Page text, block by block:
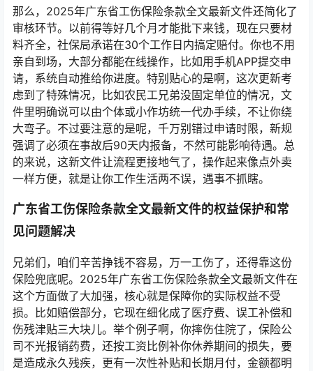
那么，2025年广东省工伤保险条款全文最新文件还简化了
审核环节。以前得等好几个月才能批下来钱，现在只要材
料齐全，社保局承诺在30个工作日内搞定赔付。你也不用
亲自到场，大部分都能在线操作，比如用手机APP提交申
请，系统自动推给你进度。特别贴心的是啊，这次更新考
虑到了特殊情况，比如农民工兄弟没固定单位的情况，文
件里明确说可以由个体或小作坊统一代办手续，不让你绕
大弯子。不过要注意的是呢，千万别错过申请时限，新规
强调了必须在事故后90天内报备，不然可能影响待遇。总
的来说，这新文件让流程更接地气了，操作起来像点外卖
一样方便，就是让你工作生活两不误，遇事不抓瞎。
广东省工伤保险条款全文最新文件的权益保护和常
见问题解决
兄弟们，咱们辛苦挣钱不容易，万一工伤了，还得靠这份
保险兜底呢。2025年广东省工伤保险条款全文最新文件在
这个方面做了大加强，核心就是保障你的实际权益不受
损。比如赔偿部分，它现在细化成了医疗费、误工补偿和
伤残津贴三大块儿。举个例子啊，你摔伤住院了，保险公
司不光报销药费，还按工资比例补你休养期间的损失，要
是造成永久残疾，更有一次性补贴和长期月付，金额都明